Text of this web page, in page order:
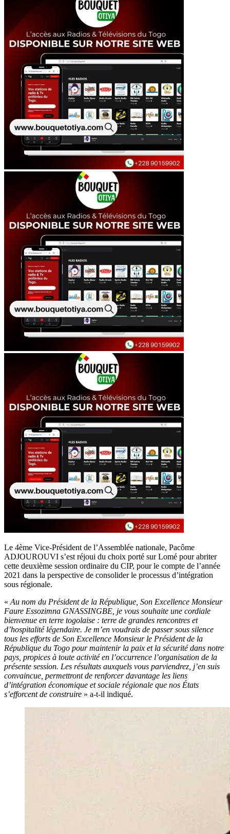
Le 4ème Vice-Président de l’Assemblée nationale, Pacôme
ADJOUROUVI s’est réjoui du choix porté sur Lomé pour abriter
cette deuxième session ordinaire du CIP, pour le compte de l’année
2021 dans la perspective de consolider le processus d’intégration
sous régionale.
« Au nom du Président de la République, Son Excellence Monsieur
Faure Essozimna GNASSINGBE, je vous souhaite une cordiale
bienvenue en terre togolaise : terre de grandes rencontres et
d’hospitalité légendaire. Je m’en voudrais de passer sous silence
tous les efforts de Son Excellence Monsieur le Président de la
République du Togo pour maintenir la paix et la sécurité dans notre
pays, propices à toute activité en l’occurrence l’organisation de la
présente session. Les résultats auxquels vous parviendrez, j’en suis
convaincue, permettront de renforcer davantage les liens
d’intégration économique et sociale régionale que nos États
s’efforcent de construire » a-t-il indiqué.